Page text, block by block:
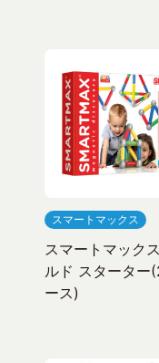
スマートマックス
スマートマック
ルド スターター
ース)